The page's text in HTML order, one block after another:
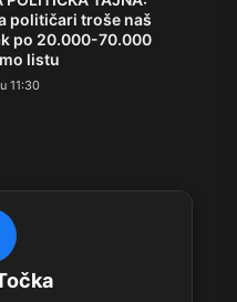
političari troše naš
po 20.000-70.000
listu
11:30